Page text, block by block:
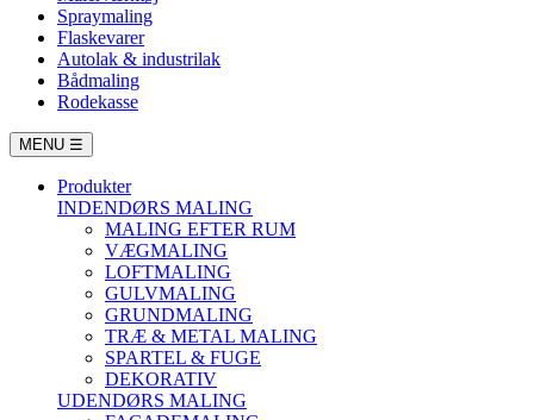
Spraymaling
Flaskevarer
Autolak & industrilak
Bådmaling
Rodekasse
MENU ☰
Produkter
INDENDØRS MALING
MALING EFTER RUM
VÆGMALING
LOFTMALING
GULVMALING
GRUNDMALING
TRÆ & METAL MALING
SPARTEL & FUGE
DEKORATIV
UDENDØRS MALING